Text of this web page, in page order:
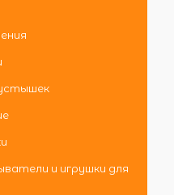
и игрушки для